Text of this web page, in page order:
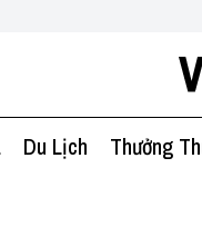
Du Lịch Thưởng